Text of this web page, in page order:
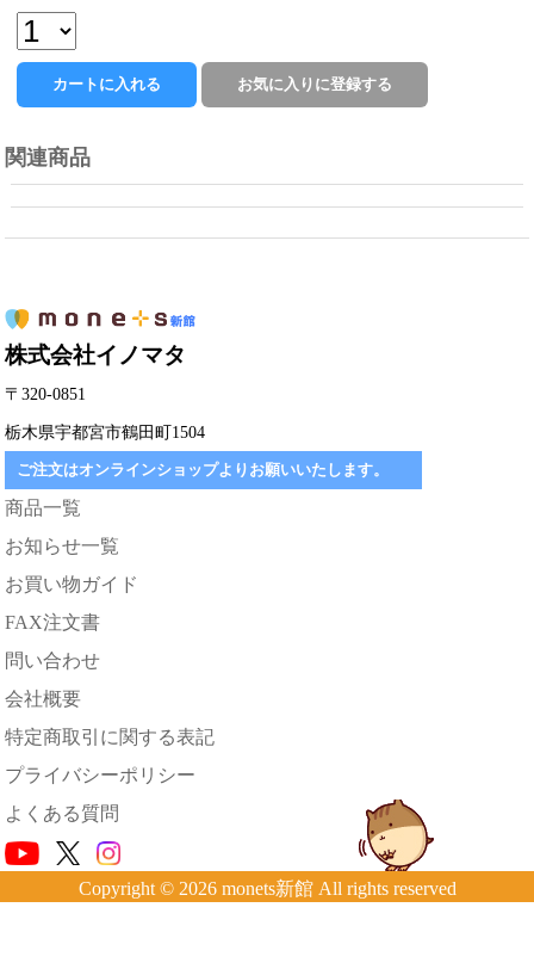
関連商品
株式会社イノマタ
〒320-0851
栃木県宇都宮市鶴田町1504
ご注文はオンラインショップよりお願いいたします。
商品一覧
お知らせ一覧
お買い物ガイド
FAX注文書
問い合わせ
会社概要
特定商取引に関する表記
プライバシーポリシー
よくある質問
Copyright © 2026 monets新館 All rights reserved